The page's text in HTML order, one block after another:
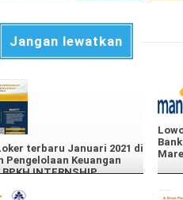
Jangan lewatkan
terbaru Januari 2021 di
Pengelolaan Keuangan
INTERNSHIP